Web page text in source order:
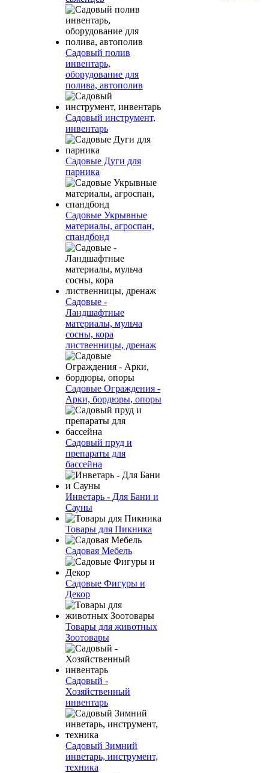
Садовый полив
инвентарь,
оборудование для
полива, автополив
Садовый инструмент,
инвентарь
Садовые Дуги для
парника
Садовые Укрывные
материалы, агроспан,
спандбонд
Садовые -
Ландшафтные
материалы, мульча
сосны, кора
лиственницы, дренаж
Садовые Ограждения -
Арки, бордюры, опоры
Садовый пруд и
препараты для
бассейна
Инветарь - Для Бани и
Сауны
Товары для Пикника
Садовая Мебель
Садовые Фигуры и
Декор
Товары для животных
Зоотовары
Садовый -
Хозяйственный
инвентарь
Садовый Зимний
инветарь, инструмент,
техника